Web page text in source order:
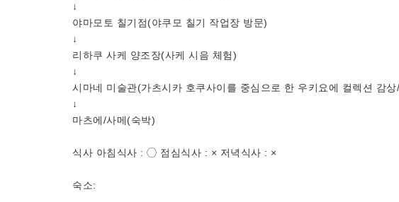
↓
야마모토 칠기점(야쿠모 칠기 작업장 방문)
↓
리하쿠 사케 양조장(사케 시음 체험)
↓
시마네 미술관(가츠시카 호쿠사이를 중심으로 한 우키요에 컬렉션 감
↓
마츠에/사메(숙박)
식사 아침식사 : ◯ 점심식사 : × 저녁식사 : ×
숙소: